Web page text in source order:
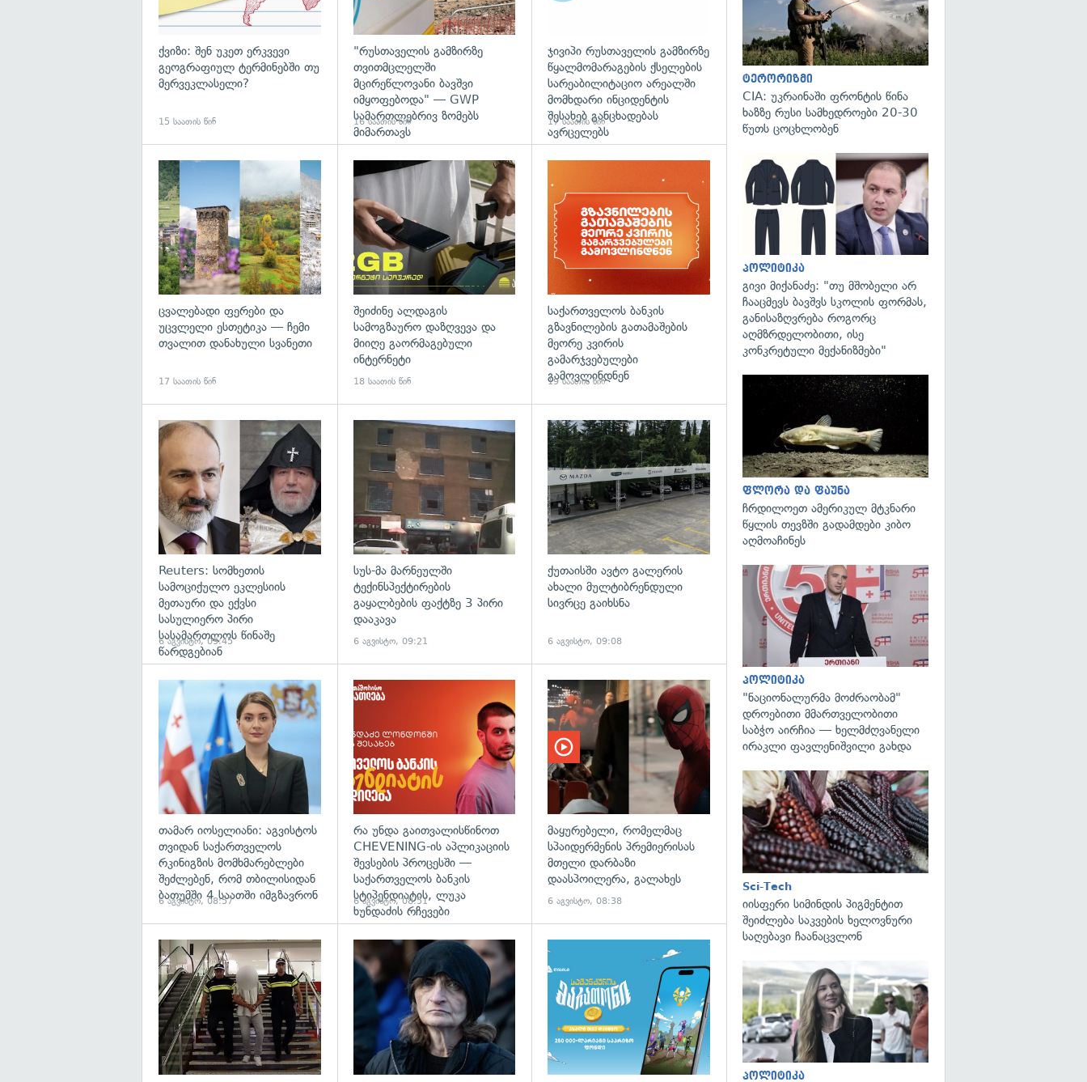
ქვიზი: შენ უკეთ ერკვევი
გეოგრაფიულ ტერმინებში თუ
მერვეკლასელი?
15 საათის წინ
"რუსთაველის გამზირზე
თვითმცლელში
მცირეწლოვანი ბავშვი
იმყოფებოდა" — GWP
სამართლებრივ ზომებს
მიმართავს
16 საათის წინ
ჯივიპი რუსთაველის გამზირზე
წყალმომარაგების ქსელების
სარეაბილიტაციო არეალში
მომხდარი ინციდენტის
შესახებ განცხადებას
ავრცელებს
17 საათის წინ
გადახედვა
ცვალებადი ფერები და
უცვლელი ესთეტიკა — ჩემი
თვალით დანახული სვანეთი
17 საათის წინ
შეიძინე ალდაგის
სამოგზაურო დაზღვევა და
მიიღე გაორმაგებული
ინტერნეტი
18 საათის წინ
საქართველოს ბანკის
გზავნილების გათამაშების
მეორე კვირის
გამარჯვებულები
გამოვლინდნენ
19 საათის წინ
Reuters: სომხეთის
სამოციქულო ეკლესიის
მეთაური და ექვსი
სასულიერო პირი
სასამართლოს წინაშე
წარდგებიან
6 აგვისტო, 09:45
გადახედვა
სუს-მა მარნეულში
ტექინსპექტირების
გაყალბების ფაქტზე 3 პირი
დააკავა
6 აგვისტო, 09:21
ქუთაისში ავტო გალერის
ახალი მულტიბრენდული
სივრცე გაიხსნა
6 აგვისტო, 09:08
გადახედვა
თამარ იოსელიანი: აგვისტოს
თვიდან საქართველოს
რკინიგზის მომხმარებლები
შეძლებენ, რომ თბილისიდან
ბათუმში 4 საათში იმგზავრონ
6 აგვისტო, 08:57
რა უნდა გაითვალისწინოთ
CHEVENING-ის აპლიკაციის
შევსების პროცესში —
საქართველოს ბანკის
სტიპენდიატის, ლუკა
ხუნდაძის რჩევები
6 აგვისტო, 08:51
მაყურებელი, რომელმაც
სპაიდერმენის პრემიერისას
მთელი დარბაზი
დაასპოილერა, გალახეს
6 აგვისტო, 08:38
გადახედვა
ტერორიზმი
CIA: უკრაინაში ფრონტის წინა
ხაზზე რუსი სამხედროები 20-30
წუთს ცოცხლობენ
პოლიტიკა
გივი მიქანაძე: "თუ მშობელი არ
ჩააცმევს ბავშვს სკოლის ფორმას,
განისაზღვრება როგორც
აღმზრდელობითი, ისე
კონკრეტული მექანიზმები"
ფლორა და ფაუნა
ჩრდილოეთ ამერიკულ მტკნარი
წყლის თევზში გადამდები კიბო
აღმოაჩინეს
პოლიტიკა
"ნაციონალურმა მოძრაობამ"
დროებითი მმართველობითი
საბჭო აირჩია — ხელმძღვანელი
ირაკლი ფავლენიშვილი გახდა
Sci-Tech
იისფერი სიმინდის პიგმენტით
შეიძლება საკვების ხელოვნური
საღებავი ჩაანაცვლონ
პოლიტიკა